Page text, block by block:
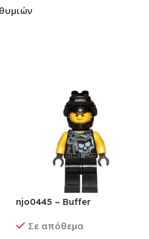
njo0445 – Buffer
Σε απόθεμα